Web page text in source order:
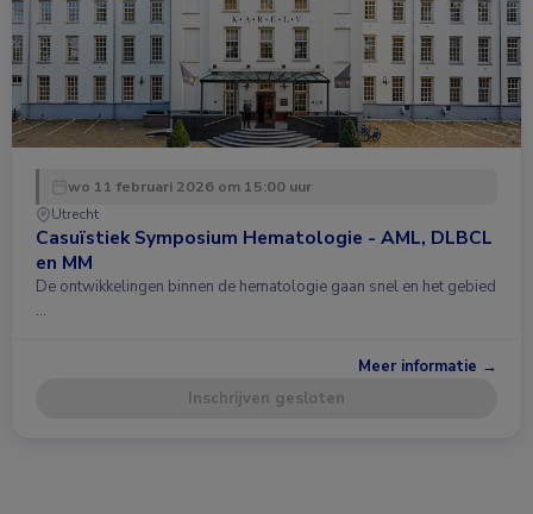
wo 11 februari 2026 om 15:00 uur
Utrecht
Casuïstiek Symposium Hematologie - AML, DLBCL
en MM
De ontwikkelingen binnen de hematologie gaan snel en het gebied
…
Meer informatie →
Inschrijven gesloten